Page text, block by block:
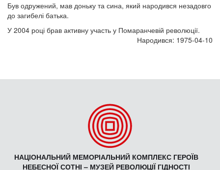
Був одружений, мав доньку та сина, який народився незадовго
до загибелі батька.
У 2004 році брав активну участь у Помаранчевій революції.
Народився: 1975-04-10
НАЦІОНАЛЬНИЙ МЕМОРІАЛЬНИЙ КОМПЛЕКС ГЕРОЇВ
НЕБЕСНОЇ СОТНІ – МУЗЕЙ РЕВОЛЮЦІЇ ГІДНОСТІ